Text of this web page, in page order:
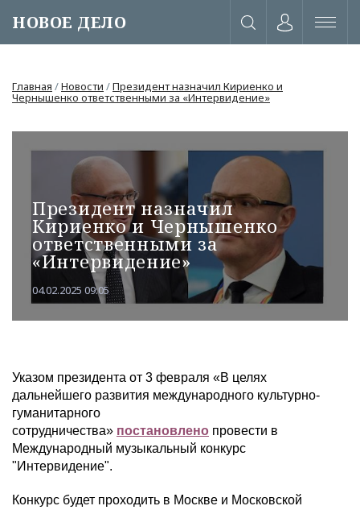
НОВОЕ ДЕЛО
или через соц. сети
Главная /Новости /Президент назначил Кириенко и
Чернышенко ответственными за «Интервидение»
Президент назначил
Кириенко и Чернышенко
ответственными за
«Интервидение»
04.02.2025 09:05
Указом президента от 3 февраля «В целях
дальнейшего развития международного культурно-
гуманитарного
сотрудничества» постановлено провести в
Международный музыкальный конкурс
"Интервидение".
Конкурс будет проходить в Москве и Московской